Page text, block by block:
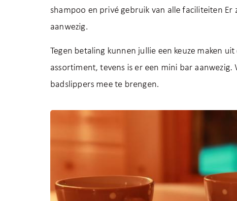
shampoo en privé gebruik van alle faciliteiten Er
aanwezig.
Tegen betaling kunnen jullie een keuze maken
assortiment, tevens is er een mini bar aanwezig.
badslippers mee te brengen.